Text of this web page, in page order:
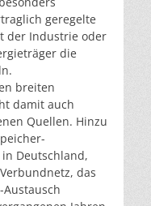
geregelte
der Industrie oder
die
breiten
damit auch
Quellen. Hinzu
Deutschland,
das